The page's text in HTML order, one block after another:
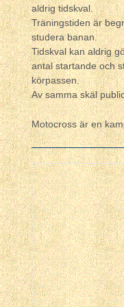
aldrig tidskval.
Träningstiden är
studera banan.
Tidskval kan aldrig
antal startande och
körpassen.
Av samma skäl
Motocross är en